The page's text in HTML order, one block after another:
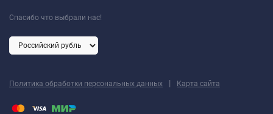
Спасибо что выбрали нас!
Политика обработки персональных данных | Карта сайта